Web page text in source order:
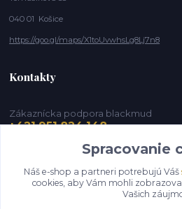
040 01 Košice
https://goo.gl/maps/X1toUvwhsLg8Lj7n8
Kontakty
Zákaznícka podpora blackmud
+421 951 824 148
info@blackmud.eu
Spracovanie
Náš e-shop a partneri potrebujú Váš
cookies, aby Vám mohli
Vašich